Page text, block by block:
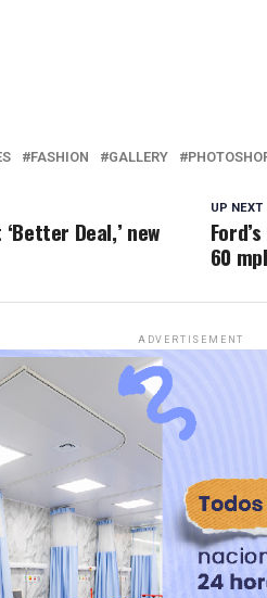
FASHION GALLERY
UP NEXT
60
Deal,’ new
ADVERTISEMENT